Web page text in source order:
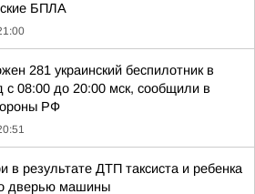
БПЛА
281 украинский беспилотник в
с 08:00 до 20:00 мск, сообщили в
РФ
в результате ДТП таксиста и ребенка
дверью машины